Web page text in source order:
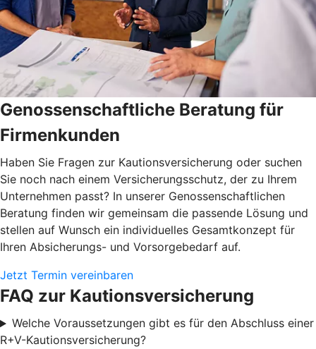
Genossenschaftliche Beratung für
Firmenkunden
Haben Sie Fragen zur Kautionsversicherung oder suchen
Sie noch nach einem Versicherungsschutz, der zu Ihrem
Unternehmen passt? In unserer Genossenschaftlichen
Beratung finden wir gemeinsam die passende Lösung und
stellen auf Wunsch ein individuelles Gesamtkonzept für
Ihren Absicherungs- und Vorsorgebedarf auf.
Jetzt Termin vereinbaren
FAQ zur Kautionsversicherung
Welche Voraussetzungen gibt es für den Abschluss einer
R+V-Kautionsversicherung?